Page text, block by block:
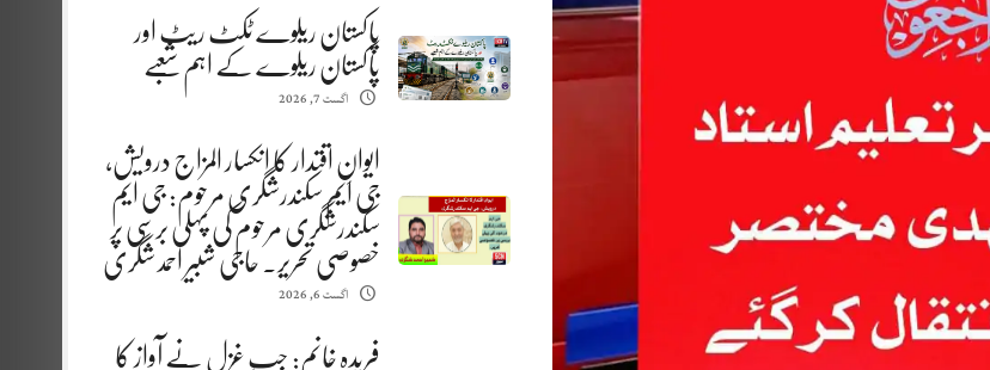
پاکستان ریلوے ٹکٹ ریٹ اور
پاکستان ریلوے کے اہم شعبے
اگست 7, 2026
ایوانِ اقتدار کا انکسار المزاج درویش،
جی ایم سکندرشگری مرحوم: جی ایم
سکندرشگری مرحوم کی پہلی برسی پر
خصوصی تحریر. حاجی شبیر احمد شگری
اگست 6, 2026
فریدہ خانم: جب غزل نے آواز کا